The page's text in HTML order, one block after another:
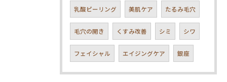
乳酸ピーリング 美肌ケア たるみ毛穴
毛穴の開き くすみ改善 シミ シワ
フェイシャル エイジングケア 銀座